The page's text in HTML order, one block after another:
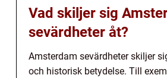
Vad skiljer sig
sevärdheter åt?
Amsterdam sevärdheter skiljer
och historisk betydelse. Till